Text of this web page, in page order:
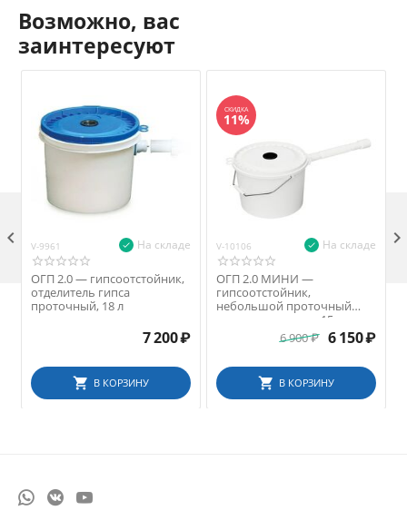
Возможно, вас
заинтересуют
V-9961 На складе
ОГП 2.0 — гипсоотстойник,
отделитель гипса
проточный, 18 л
7 200₽
В КОРЗИНУ
СКИДКА
11%
V-10106 На складе
ОГП 2.0 МИНИ —
гипсоотстойник,
небольшой проточный
отделитель гипса, 15 л
6 900₽ 6 150₽
В КОРЗИНУ
 